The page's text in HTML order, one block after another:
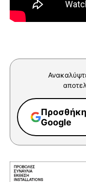
Google